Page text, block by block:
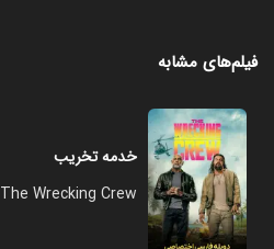
فیلم‌های مشابه
خدمه تخریب
The Wrecking Crew